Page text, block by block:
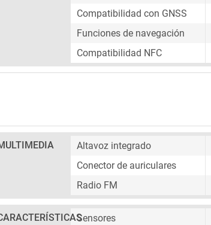
Compatibilidad con GNSS
Funciones de navegación
Compatibilidad NFC
Altavoz integrado
Conector de auriculares
Radio FM
Sensores